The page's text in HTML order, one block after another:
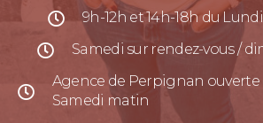
9h-12h et 14h-18h du
Samedi sur rendez-vous /
Agence de Perpignan ouverte
Samedi matin